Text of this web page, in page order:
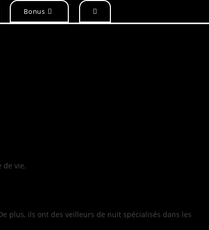
Bonus
Toggle
website
de vie.
plus, ils ont des veilleurs de nuit spécialisés dans les